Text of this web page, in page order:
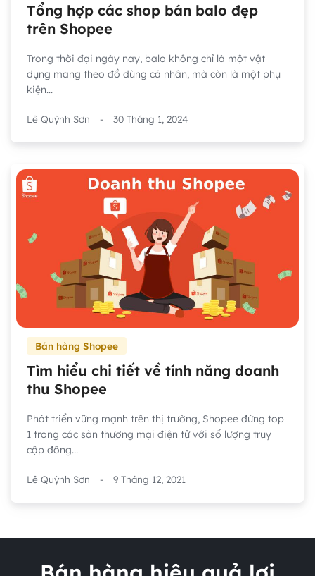
Tổng hợp các shop bán balo đẹp
trên Shopee
Trong thời đại ngày nay, balo không chỉ là một vật
dụng mang theo đồ dùng cá nhân, mà còn là một phụ
kiện...
Lê Quỳnh Sơn - 30 Tháng 1, 2024
Bán hàng Shopee
Tìm hiểu chi tiết về tính năng doanh
thu Shopee
Phát triển vững mạnh trên thị trường, Shopee đứng top
1 trong các sàn thương mại điện tử với số lượng truy
cập đông...
Lê Quỳnh Sơn - 9 Tháng 12, 2021